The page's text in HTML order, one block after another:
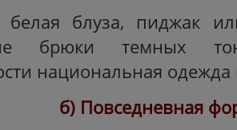
белая блуза, пиджак
брюки темных
национальная одежда
б) Повседневная